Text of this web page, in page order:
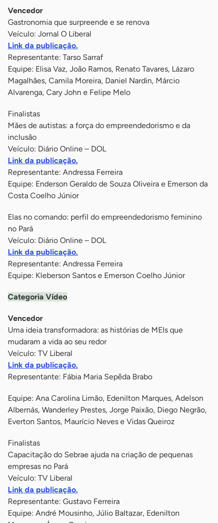
Vencedor
Gastronomia que surpreende e se renova
Veículo: Jornal O Liberal
Link da publicação.
Representante: Tarso Sarraf
Equipe: Elisa Vaz, João Ramos, Renato Tavares, Lázaro
Magalhães, Camila Moreira, Daniel Nardin, Márcio
Alvarenga, Cary John e Felipe Melo
Finalistas
Mães de autistas: a força do empreendedorismo e da
inclusão
Veículo: Diário Online – DOL
Link da publicação.
Representante: Andressa Ferreira
Equipe: Enderson Geraldo de Souza Oliveira e Emerson da
Costa Coelho Júnior
Elas no comando: perfil do empreendedorismo feminino
no Pará
Veículo: Diário Online – DOL
Link da publicação.
Representante: Andressa Ferreira
Equipe: Kleberson Santos e Emerson Coelho Júnior
Categoria Vídeo
Vencedor
Uma ideia transformadora: as histórias de MEIs que
mudaram a vida ao seu redor
Veículo: TV Liberal
Link da publicação.
Representante: Fábia Maria Sepêda Brabo
Equipe: Ana Carolina Limão, Edenilton Marques, Adelson
Albernás, Wanderley Prestes, Jorge Paixão, Diego Negrão,
Everton Santos, Maurício Neves e Vidas Queiroz
Finalistas
Capacitação do Sebrae ajuda na criação de pequenas
empresas no Pará
Veículo: TV Liberal
Link da publicação.
Representante: Gustavo Ferreira
Equipe: André Mousinho, Júlio Baltazar, Edenilton